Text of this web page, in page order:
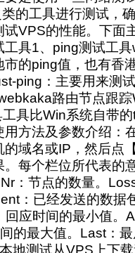
的工具进行测试，
VPS的性能。下面
工具1、ping测试工
的ping值，也有香
ping：主要用来测
路由节点跟
工具比Win系统自带
用方法及参数介绍：
域名或IP，然后点
每个栏位所代表的
：节点的数量。
：已经发送的数据
回应时间的最小值。
的最大值。Last：
地测试从VPS上下